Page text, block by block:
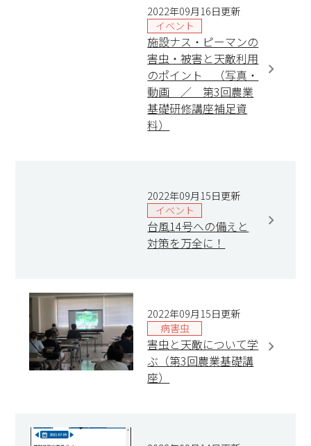
2022年09月16日更新
イベント
施設ナス・ピーマンの
害虫・被害と天敵利用
のポイント （写真・
動画 ／ 第3回農業
基礎研修講座補足資
料）
2022年09月15日更新
イベント
台風14号への備えと
対策を万全に！
2022年09月15日更新
病害虫
害虫と天敵について学
ぶ（第3回農業基礎講
座）